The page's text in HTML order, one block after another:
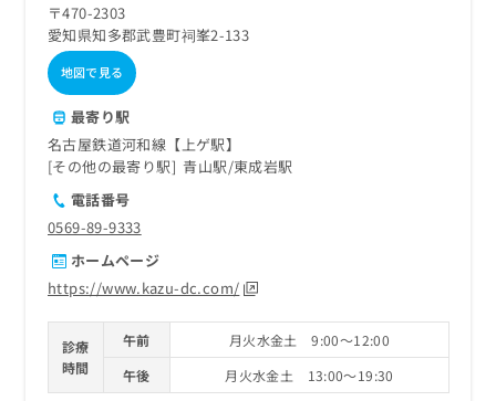
〒470-2303
愛知県知多郡武豊町祠峯2-133
地図で見る
最寄り駅
名古屋鉄道河和線【上ゲ駅】
その他の最寄り駅
青山駅 東成岩駅
電話番号
0569-89-9333
ホームページ
https://www.kazu-dc.com/
診療
時間
午前
月火水金土 9:00～12:00
午後
月火水金土 13:00～19:30